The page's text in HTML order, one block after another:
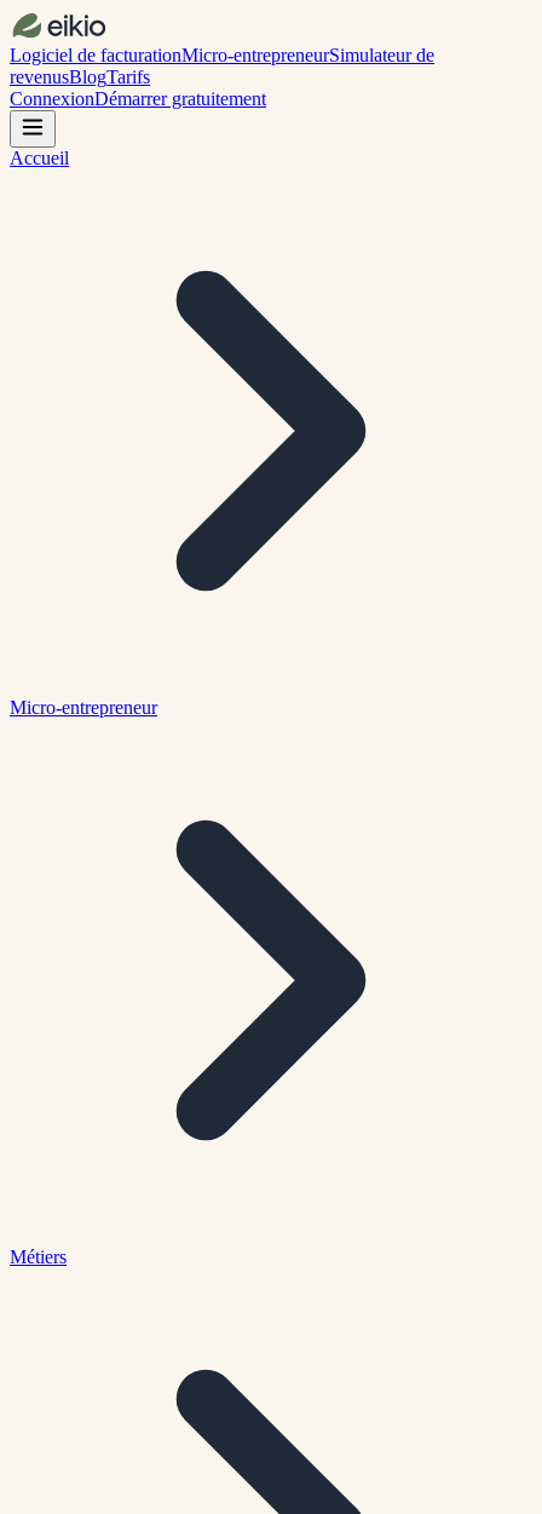
Logiciel de facturationMicro-entrepreneurSimulateur de
revenusBlogTarifs
ConnexionDémarrer gratuitement
Accueil
Micro-entrepreneur
Métiers